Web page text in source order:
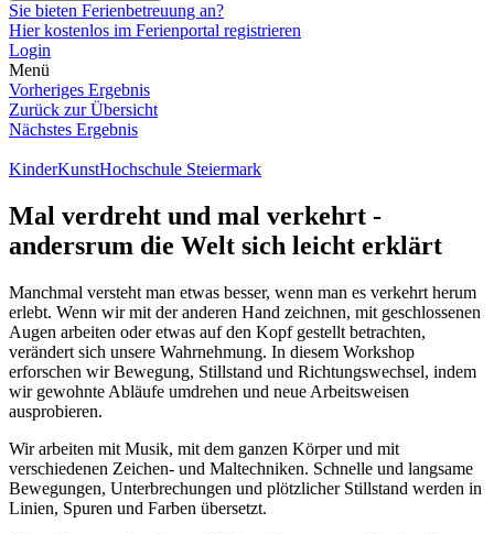
Sie bieten Ferienbetreuung an?
Hier kostenlos im Ferienportal registrieren
Login
Menü
Vorheriges Ergebnis
Zurück zur Übersicht
Nächstes Ergebnis
KinderKunstHochschule Steiermark
Mal verdreht und mal verkehrt -
andersrum die Welt sich leicht erklärt
Manchmal versteht man etwas besser, wenn man es verkehrt herum
erlebt. Wenn wir mit der anderen Hand zeichnen, mit geschlossenen
Augen arbeiten oder etwas auf den Kopf gestellt betrachten,
verändert sich unsere Wahrnehmung. In diesem Workshop
erforschen wir Bewegung, Stillstand und Richtungswechsel, indem
wir gewohnte Abläufe umdrehen und neue Arbeitsweisen
ausprobieren.
Wir arbeiten mit Musik, mit dem ganzen Körper und mit
verschiedenen Zeichen- und Maltechniken. Schnelle und langsame
Bewegungen, Unterbrechungen und plötzlicher Stillstand werden in
Linien, Spuren und Farben übersetzt.